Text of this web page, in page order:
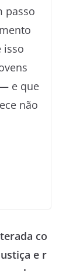
passo
isso
e que
não
co
e r